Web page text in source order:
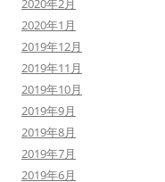
2020年2月
2020年1月
2019年12月
2019年11月
2019年10月
2019年9月
2019年8月
2019年7月
2019年6月